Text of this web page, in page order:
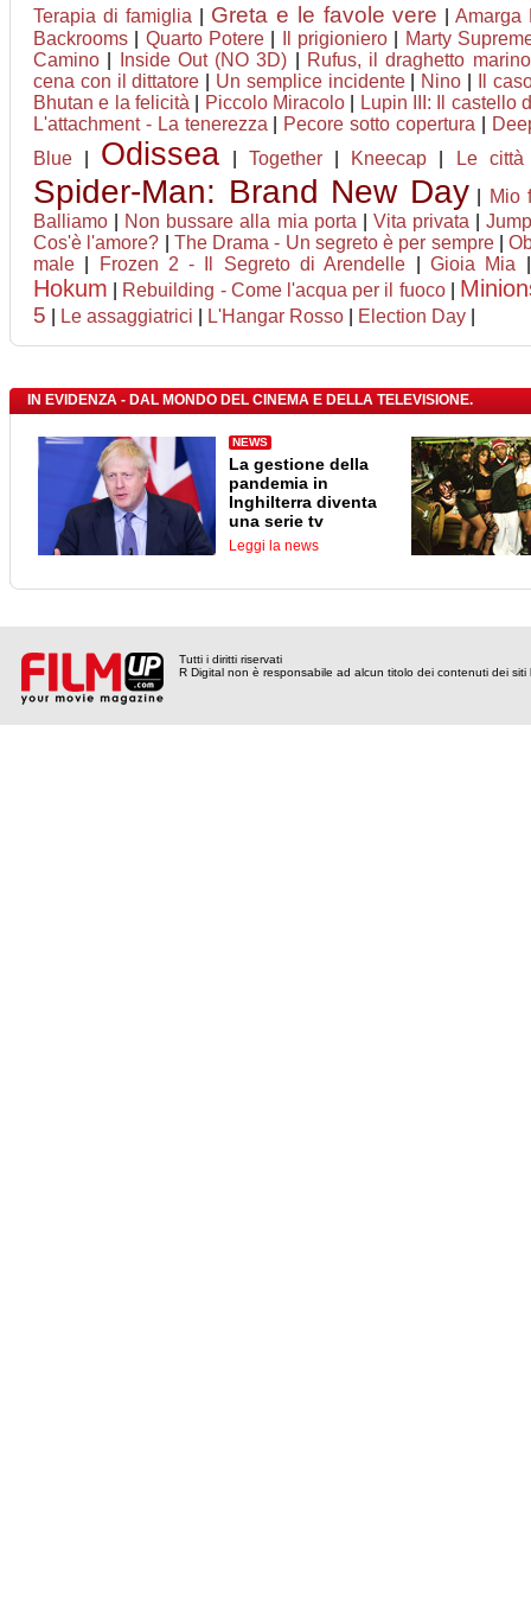
Terapia di famiglia Greta e le favole vere |Amarga
Backrooms
Quarto Potere| Il prigioniero|
Marty
Camino
Inside Out (NO 3D)
Rufus, il draghetto
cena con il dittatore
Un semplice incidente| Nino
Il
Bhutan e la felicità
Piccolo Miracolo
Lupin III: Il castello
L'attachment - La tenerezza
Pecore sotto copertura
Blue
Odissea Together| Kneecap Le
Spider-Man: Brand New Day
Mio
Balliamo
Non bussare alla mia porta Vita privata |
Cos'è l'amore?
The Drama - Un segreto è per sempre|
male
Frozen 2 - Il Segreto di Arendelle Gioia Mia
Hokum Rebuilding - Come l'acqua per il fuoco|
5 Le assaggiatrici L'Hangar Rosso Election Day
IN EVIDENZA - DAL MONDO DEL CINEMA E DELLA TELEVISIONE.
NEWS
La gestione della
pandemia in
Inghilterra diventa
una serie tv
Leggi la news
Tutti i diritti riservati
R Digital non è responsabile ad alcun titolo dei contenuti dei siti